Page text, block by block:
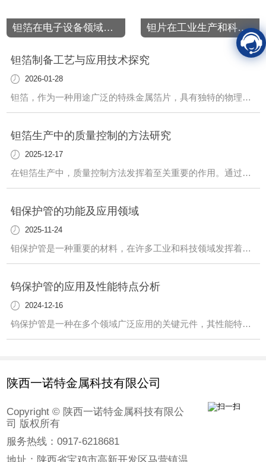
钽箔在电子设备领域种广泛应用 钽片在工业生产和科技应用中的重要性
钽箔制备工艺与应用技术探究
2026-01-28
钽箔，作为一种用途广泛的特殊金属箔片，具有独特的物理和化学性质，被广泛应用于多个领域。其制备工艺和应用技术一直备受关注与探究。在钽箔的制备工艺中，精密的合金成分配比和高温熔炼工艺是至关重要的环节。通过精心设计的生产流程，可以获得均匀细致的箔片，..其优良的机械性能和化学稳定性。各种加工技术如轧制、拉拔等也发挥着关键作用
钽箔生产中的质量控制的方法研究
2025-12-17
在钽箔生产中，质量控制方法发挥着至关重要的作用。通过精心设计与实施一系列有效的质量控制措施，可以...终产品符合高标准的质量要求，满足客户的需求。首先，材料选择至关重要。我们严格把控原材料的质量，从源头上杜绝质量问题的发生。只有..的原材料才能生产出..的钽箔产品。其次，在生产过程中，我们采取严格的工艺流程控制措施，.
钼保护管的功能及应用领域
2025-11-24
钼保护管是一种重要的材料，在许多工业和科技领域发挥着关键作用。这种管道具有独特的性质，使其在各种环境中都能发挥作用。首先，钼保护管在高温环境下具有出色的耐热性。这使得它成为许多高温工艺中不可或缺的元件。不仅如此，它还具有优异的耐腐蚀性能，适用于许多腐蚀性介质的输送和处理。另外，钼保护管在半导体制造、光伏产业等领域也有广
钨保护管的应用及性能特点分析
2024-12-16
钨保护管是一种在多个领域广泛应用的关键元件，其性能特点值得我们深入了解。该保护管具有出色的耐高温性能，能够承受极端环境下的高温情况，..设备的正常运行。此外，钨保护管还具有优越的耐腐蚀性，能够在恶劣的化学环境中长时间稳定工作，延长设备的使用寿命。在工业领域，钨保护管被广泛用于炉温测量、真空炉、高温热处理等领域。其稳定可
陕西一诺特金属科技有限公司
Copyright © 陕西一诺特金属科技有限公
司 版权所有
服务热线：0917-6218681